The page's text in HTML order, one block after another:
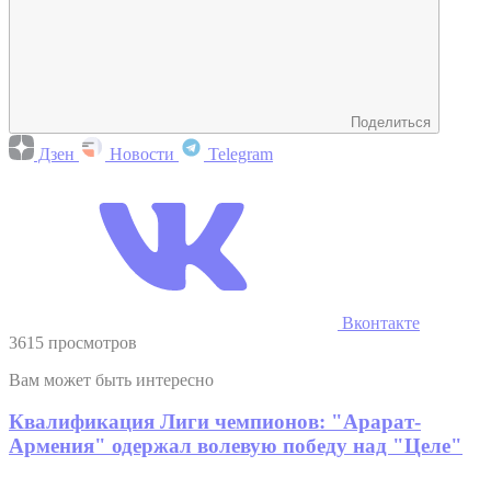
Поделиться
Дзен Новости Telegram
Вконтакте
3615 просмотров
Вам может быть интересно
Квалификация Лиги чемпионов: "Арарат-
Армения" одержал волевую победу над "Целе"